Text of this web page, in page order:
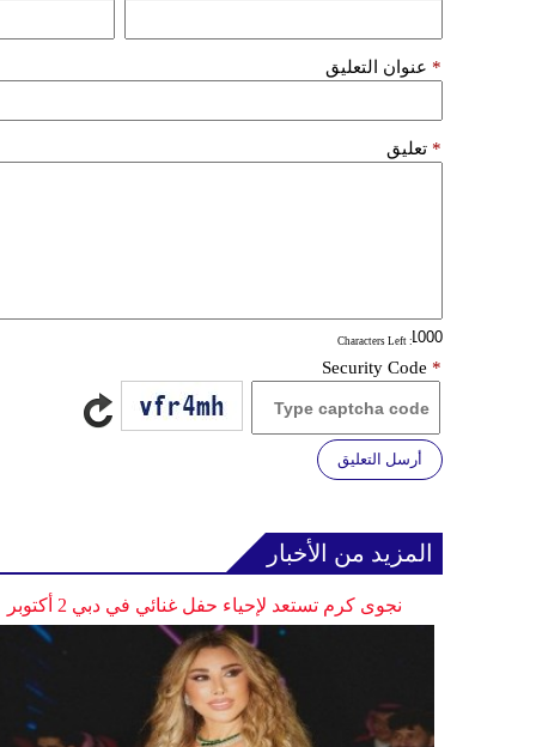
عنوان التعليق *
تعليق *
: Characters Left
Security Code *
أرسل التعليق
المزيد من الأخبار
نجوى كرم تستعد لإحياء حفل غنائي في دبي 2 أكتوبر